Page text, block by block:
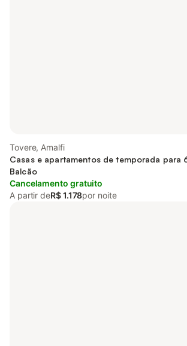
Tovere, Amalfi
Casas e apartamentos de temporada para
Balcão
Cancelamento gratuito
A partir deR$ 1.178por noite